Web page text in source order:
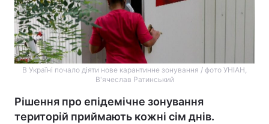
В Україні почало діяти нове карантинне зонування / фото УНІАН,
В'ячеслав Ратинський
Рішення про епідемічне зонування
територій приймають кожні сім днів.